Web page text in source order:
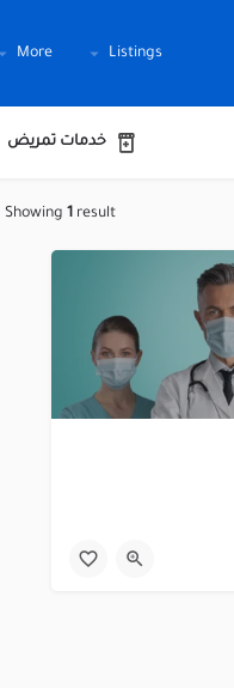
Listings
More
خدمات تمريض
Showing 1 result